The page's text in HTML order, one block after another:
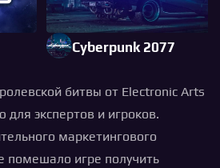
Cyberpunk 2077
битвы от Electronic Arts
для экспертов и игроков.
маркетингового
помешало игре получить